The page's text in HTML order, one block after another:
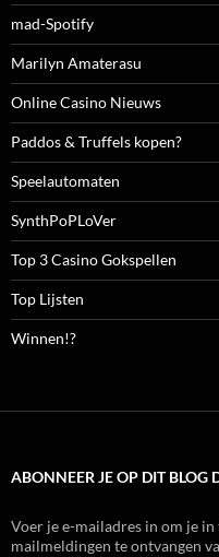
mad-Spotify
Marilyn Amaterasu
Online Casino Nieuws
Paddos & Truffels kopen?
Speelautomaten
SynthPoPLoVer
Top 3 Casino Gokspellen
Top Lijsten
Winnen!?
ABONNEER JE OP DIT BLOG
Voer je e-mailadres in om je
mailmeldingen te ontvangen